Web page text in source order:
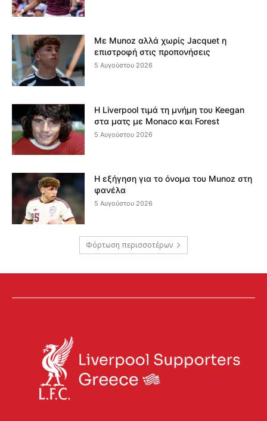
Με Munoz αλλά χωρίς Jacquet η
επιστροφή στις προπονήσεις
5 Αυγούστου 2026
Η Liverpool τιμά τη μνήμη του Keegan
στα ματς με Monaco και Forest
5 Αυγούστου 2026
Η εξήγηση για το όνομα του Munoz στη
φανέλα
5 Αυγούστου 2026
Φόρτωση περισσοτέρων